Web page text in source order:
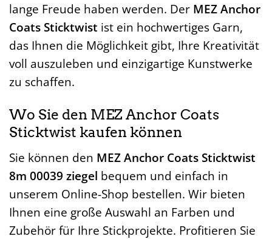
lange Freude haben werden. Der MEZ Anchor
Coats Sticktwist ist ein hochwertiges Garn,
das Ihnen die Möglichkeit gibt, Ihre Kreativität
voll auszuleben und einzigartige Kunstwerke
zu schaffen.
Wo Sie den MEZ Anchor Coats
Sticktwist kaufen können
Sie können den MEZ Anchor Coats Sticktwist
8m 00039 ziegel bequem und einfach in
unserem Online-Shop bestellen. Wir bieten
Ihnen eine große Auswahl an Farben und
Zubehör für Ihre Stickprojekte. Profitieren Sie